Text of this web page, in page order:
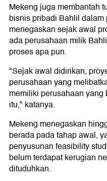
Mekeng juga membantah
bisnis pribadi Bahlil dalam
menegaskan sejak awal
ada perusahaan milik
proses apa pun.
"Sejak awal didirikan,
perusahaan yang
memiliki perusahaan
itu," katanya.
Mekeng menegaskan
berada pada tahap awal,
penyusunan feasibility
belum terdapat kerugian
dituduhkan.